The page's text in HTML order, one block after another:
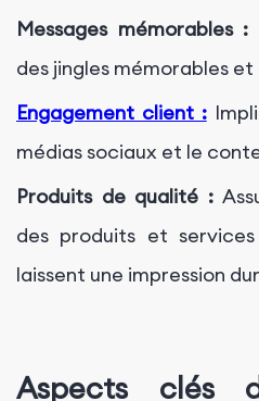
Messages mémorables :
des jingles mémorables
Engagement client :
médias sociaux et le
Produits de qualité :
des produits et
laissent une impression
Aspects clés